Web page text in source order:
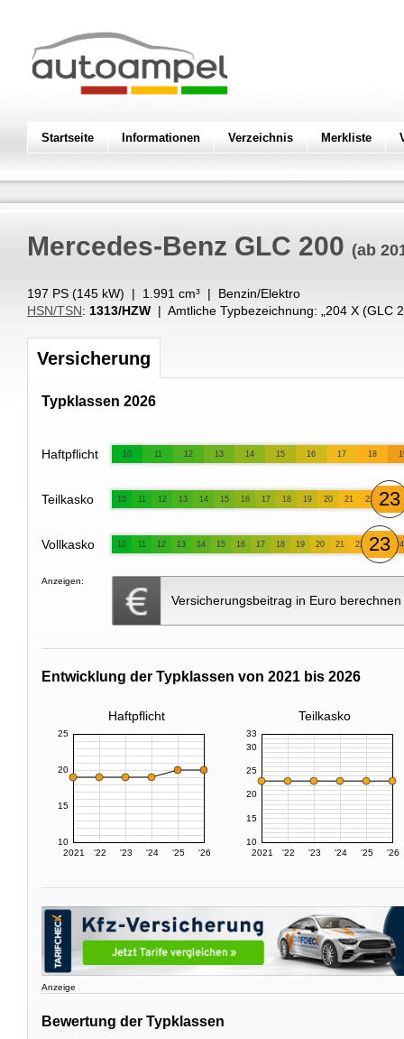
Startseite Informationen Verzeichnis Merkliste
Mercedes-Benz GLC 200 (ab
197 PS (145 kW) | 1.991 cm³ | Benzin/Elektro
HSN/TSN: 1313/HZW | Amtliche Typbezeichnung: „ 204 X (GLC
Versicherung
Typklassen 2026
Haftpflicht 10 11 12 13 14 15 16 17 18
Teilkasko 10 11 12 13 14 15 16 17 18 19 20 21 22 23
Vollkasko 10 11 12 13 14 15 16 17 18 19 20 21 22 23 24
Anzeigen:
Versicherungsbeitrag in Euro berechnen
Entwicklung der Typklassen von 2021 bis 2026
Haftpflicht Teilkasko
2021 '22 '23 '24 '25 '26
10
15
20
25
2021 '22 '23 '24 '25 '26
10
15
20
25
30
33
Anzeige
Bewertung der Typklassen